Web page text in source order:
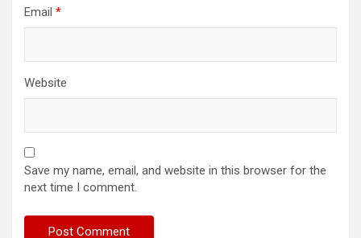
Email *
Website
Save my name, email, and website in this browser for the
next time I comment.